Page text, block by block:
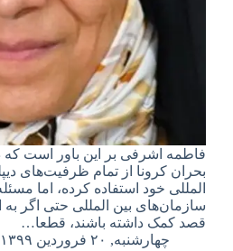
فاطمه اشرفی بر این باور است که
بحران کرونا از تمام ظرفیت‌های
المللی خود استفاده کرده، اما
سازمان‌های بین المللی حتی اگر به
قصد کمک داشته باشند، قطعا…
چهارشنبه, ۲۰ فروردین ۱۳۹۹ – ۱۶:۲۸